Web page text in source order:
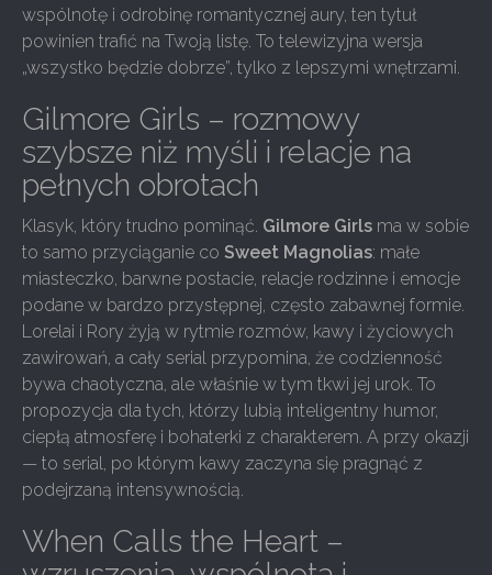
wspólnotę i odrobinę romantycznej aury, ten tytuł
powinien trafić na Twoją listę. To telewizyjna wersja
„wszystko będzie dobrze”, tylko z lepszymi wnętrzami.
Gilmore Girls – rozmowy
szybsze niż myśli i relacje na
pełnych obrotach
Klasyk, który trudno pominąć. Gilmore Girls ma w sobie
to samo przyciąganie co Sweet Magnolias: małe
miasteczko, barwne postacie, relacje rodzinne i emocje
podane w bardzo przystępnej, często zabawnej formie.
Lorelai i Rory żyją w rytmie rozmów, kawy i życiowych
zawirowań, a cały serial przypomina, że codzienność
bywa chaotyczna, ale właśnie w tym tkwi jej urok. To
propozycja dla tych, którzy lubią inteligentny humor,
ciepłą atmosferę i bohaterki z charakterem. A przy okazji
— to serial, po którym kawy zaczyna się pragnąć z
podejrzaną intensywnością.
When Calls the Heart –